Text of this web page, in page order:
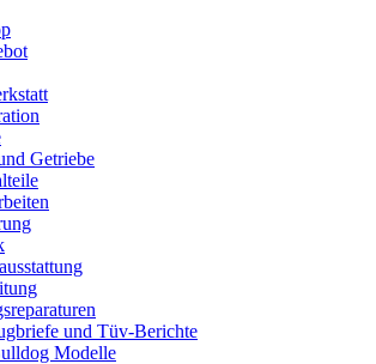
Getriebe
und Tüv-Berichte
Modelle